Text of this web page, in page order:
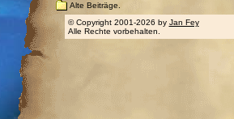
Alte Beiträge.
© Copyright 2001-2026 by Jan Fey
Alle Rechte vorbehalten.